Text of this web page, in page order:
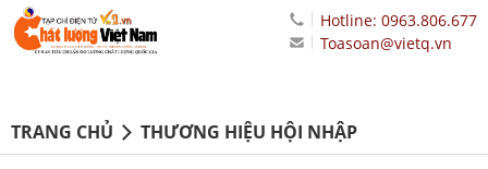
Hotline: 0963.806.677
Toasoan@vietq.vn
TRANG CHỦ THƯƠNG HIỆU HỘI NHẬP